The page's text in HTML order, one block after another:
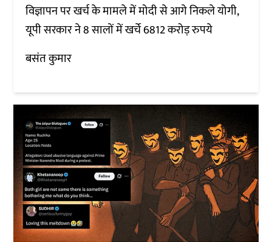
विज्ञापन पर खर्च के मामले में मोदी से आगे निकले योगी,
यूपी सरकार ने 8 सालों में खर्चे 6812 करोड़ रुपये
बसंत कुमार